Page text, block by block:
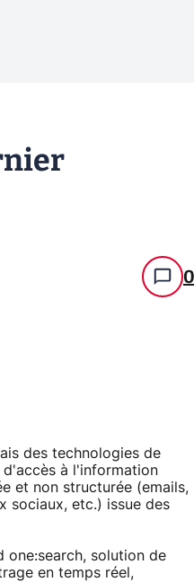
0
des technologies de
à l'information
et non structurée (emails,
sociaux, etc.) issue des
one:search, solution de
en temps réel,